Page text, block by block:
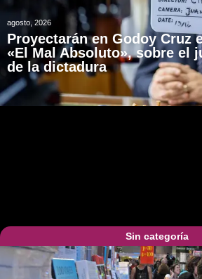
agosto, 2026
Proyectarán en Godoy Cruz
«El Mal Absoluto», sobre el
de la dictadura
Sin categoría